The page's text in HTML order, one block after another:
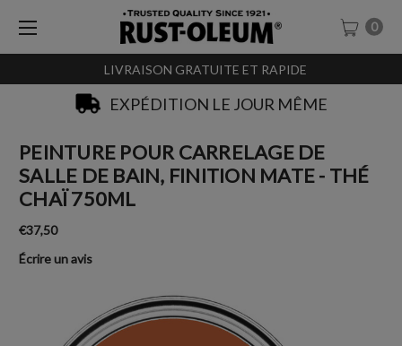
LIVRAISON GRATUITE ET RAPIDE
0
EXPÉDITION LE JOUR MÊME
PEINTURE POUR CARRELAGE DE
SALLE DE BAIN, FINITION MATE - THÉ
CHAÏ 750ML
€37,50
Écrire un avis